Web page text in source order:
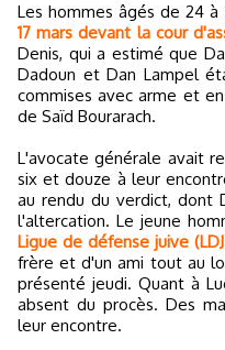
Les hommes âgés de 24 à
17 mars devant la cour
Denis, qui a estimé que
Dadoun et Dan Lampel
commises avec arme et
de Saïd Bourarach.
L'avocate générale avait
six et douze à leur
au rendu du verdict, dont
l'altercation. Le jeune
Ligue de défense juive
frère et d'un ami tout au
présenté jeudi. Quant à
absent du procès. Des
leur encontre.